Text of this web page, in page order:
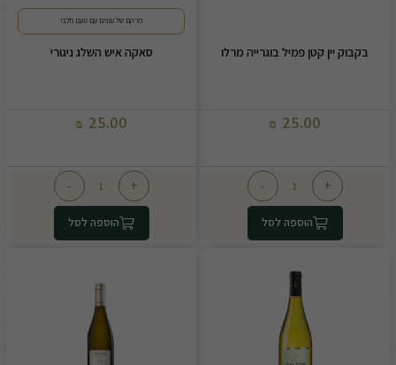
בקבוק יין קטן פמיל בוגרייה מרלו
25.00
₪
+
-
הוספה לסל
מרקם של עננים עם טעם חלבי
סאקה איש השלג ניגורי
25.00
₪
+
-
הוספה לסל